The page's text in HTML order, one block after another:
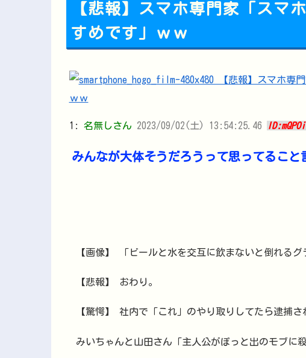
【悲報】スマホ専門家「スマ
すめです」ｗｗ
1: 名無しさん 2023/09/02(土) 13:54:25.46
みんなが大体そうだろうって思ってるこ
【画像】 「ビールと水を交互に飲まないと倒れるグ
【悲報】 おわり。
【驚愕】 社内で「これ」のやり取りしてたら逮捕
みいちゃんと山田さん「主人公がぽっと出のモブに